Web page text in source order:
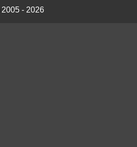
2005 - 2026